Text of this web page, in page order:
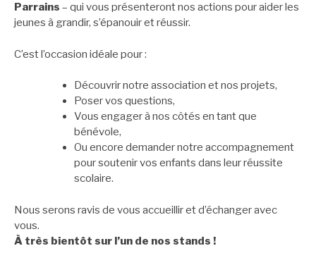
Parrains – qui vous présenteront nos actions pour aider les
jeunes à grandir, s’épanouir et réussir.
C’est l’occasion idéale pour :
Découvrir notre association et nos projets,
Poser vos questions,
Vous engager à nos côtés en tant que
bénévole,
Ou encore demander notre accompagnement
pour soutenir vos enfants dans leur réussite
scolaire.
Nous serons ravis de vous accueillir et d’échanger avec
vous.
À très bientôt sur l’un de nos stands !